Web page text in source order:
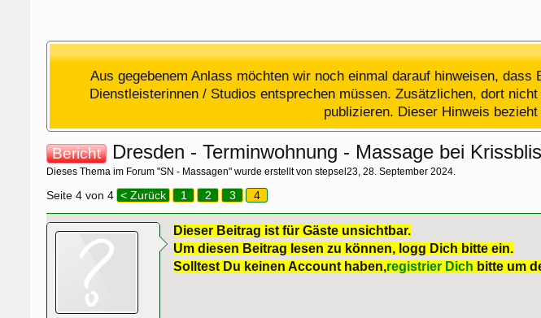
Aus gegebenem Anlass möchten wir noch einmal darauf hinweisen,
Dienstleisterinnen / Studios entsprechen müssen. Zusätzlichen, dort
publizieren. Dieser Hinweis
Bericht Dresden - Terminwohnung - Massage bei
Dieses Thema im Forum "SN - Massagen" wurde erstellt von stepsel23 28. September 2024
Seite 4 von 4 < Zurück 1 2 3 4
Dieser Beitrag ist für Gäste unsichtbar.
Um diesen Beitrag lesen zu können, logg Dich bitte ein.
Solltest Du keinen Account haben,registrier Dich bitte um